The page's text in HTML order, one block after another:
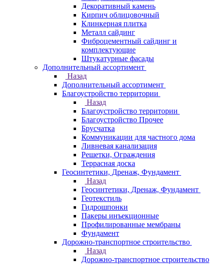
Декоративный камень
Кирпич облицовочный
Клинкерная плитка
Металл сайдинг
Фиброцементный сайдинг и
комплектующие
Штукатурные фасады
Дополнительный ассортимент
Назад
Дополнительный ассортимент
Благоустройство территории
Назад
Благоустройство территории
Благоустройство Прочее
Брусчатка
Коммуникации для частного дома
Ливневая канализация
Решетки, Ограждения
Террасная доска
Геосинтетики, Дренаж, Фундамент
Назад
Геосинтетики, Дренаж, Фундамент
Геотекстиль
Гидрошпонки
Пакеры инъекционные
Профилированные мембраны
Фундамент
Дорожно-транспортное строительство
Назад
Дорожно-транспортное строительство